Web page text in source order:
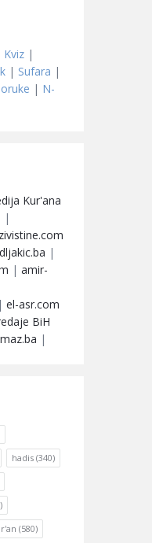
Kviz |
| Sufara |
| N-
Kur'ana
|
|
| amir-
| el-asr.com
BiH
|
hadis (340)
(580)